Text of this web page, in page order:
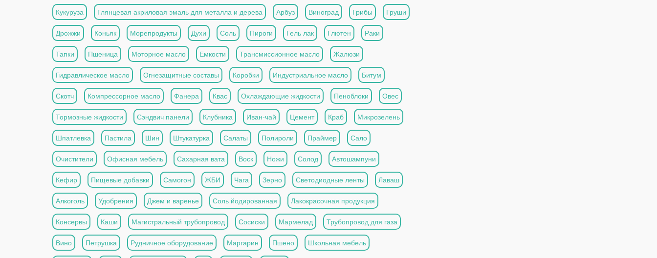
Кукуруза Глянцевая акриловая эмаль для металла и дерева Арбуз Виноград Грибы Груши
Дрожжи Коньяк Морепродукты Духи Соль Пироги Гель лак Глютен Раки
Тапки Пшеница Моторное масло Емкости Трансмиссионное масло Жалюзи
Гидравлическое масло Огнезащитные составы Коробки Индустриальное масло Битум
Скотч Компрессорное масло Фанера Квас Охлаждающие жидкости Пеноблоки Овес
Тормозные жидкости Сэндвич панели Клубника Иван-чай Цемент Краб Микрозелень
Шпатлевка Пастила Шин Штукатурка Салаты Полироли Праймер Сало
Очистители Офисная мебель Сахарная вата Воск Ножи Солод Автошампуни
Кефир Пищевые добавки Самогон ЖБИ Чага Зерно Светодиодные ленты Лаваш
Алкоголь Удобрения Джем и варенье Соль йодированная Лакокрасочная продукция
Консервы Каши Магистральный трубопровод Сосиски Мармелад Трубопровод для газа
Вино Петрушка Рудничное оборудование Маргарин Пшено Школьная мебель